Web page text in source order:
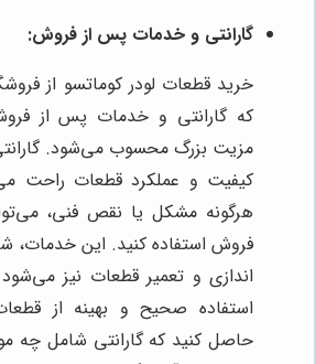
گارانتی و خدمات پس از فروش:
خرید قطعات لودر کوماتسو از
که گارانتی و خدمات پس از
مزیت بزرگ محسوب می‌شود.
کیفیت و عملکرد قطعات راحت
هرگونه مشکل یا نقص فنی،
فروش استفاده کنید. این خدمات،
اندازی و تعمیر قطعات نیز
استفاده صحیح و بهینه از
حاصل کنید که گارانتی شامل چه